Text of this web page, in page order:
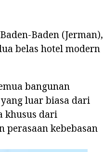
Baden (Jerman),
belas hotel modern
bangunan
luar biasa dari
khusus dari
perasaan kebebasan